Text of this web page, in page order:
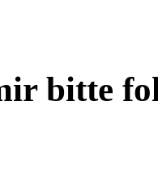
bitte